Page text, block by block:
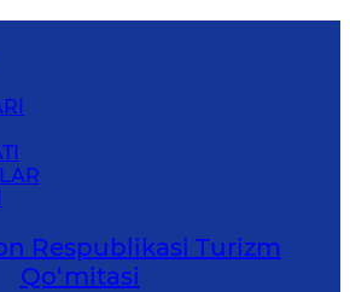
Respublikasi Turizm
Qo‘mitasi